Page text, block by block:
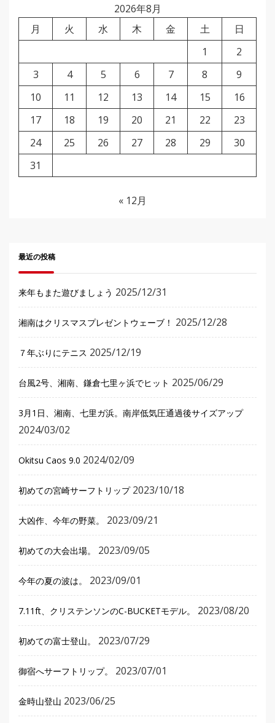
2026年8月
月
火 水 木 金 土
日
1
2
3
4 5 6 7 8
9
10
11 12 13 14 15
16
17
18 19 20 21 22
23
24
25 26 27 28 29
30
31
« 12月
最近の投稿
来年もまた遊びましょう 2025/12/31
湘南はクリスマスプレゼントウェーブ！ 2025/12/28
７年ぶりにテニス 2025/12/19
台風2号、湘南、鎌倉七里ヶ浜でヒット 2025/06/29
3月1日、湘南、七里ガ浜。南岸低気圧通過後サイズアップ
2024/03/02
Okitsu Caos 9.0 2024/02/09
初めての宮崎サーフトリップ 2023/10/18
大凶作、今年の野菜。 2023/09/21
初めての大会出場。 2023/09/05
今年の夏の波は。 2023/09/01
7.11ft、クリステンソンのC-BUCKETモデル。 2023/08/20
初めての富士登山。 2023/07/29
御宿へサーフトリップ。 2023/07/01
金時山登山 2023/06/25